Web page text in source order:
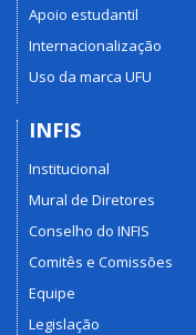
Apoio estudantil
Internacionalização
Uso da marca UFU
INFIS
Institucional
Mural de Diretores
Conselho do INFIS
Comitês e Comissões
Equipe
Legislação